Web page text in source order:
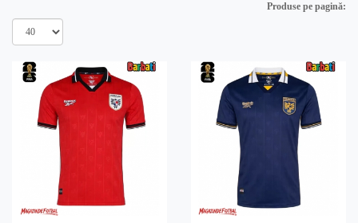
Produse pe pagină: